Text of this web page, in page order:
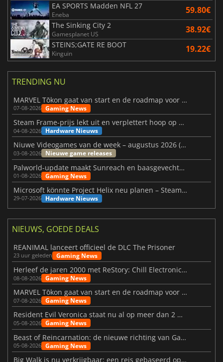
EA SPORTS Madden NFL 27
Eneba 59.80€
The Sinking City 2
Gamesplanet US 38.92€
STEINS;GATE RE BOOT
Kinguin 19.22€
TRENDING NU
MARVEL Tōkon gaat van start en de roadmap voor jaar 1 is bekendgemaakt
07-08-2026 Gaming News
Steam Frame-prijs lekt uit en verplettert hoop op betaalbare VR
04-08-2026 Hardware Nieuws
Niuwe Videogames van de week – augustus 2026 (week 32)
03-08-2026 Nieuwe game releases
Palworld-update maakt Sunreach en baasgevechten stabieler
01-08-2026 Gaming News
Microsoft könnte Project Helix neu planen – Steam-Support wackelt
29-07-2026 Hardware Nieuws
NIEUWS, GOEDE DEALS
REANIMAL lanceert officieel de DLC The Prisoner
23 uur geleden Gaming News
Herleef de jaren 2000 met ReStory: Chill Electronics Repairs
08-08-2026 Gaming News
MARVEL Tōkon gaat van start en de roadmap voor jaar 1 is bekendgemaakt
07-08-2026 Gaming News
Resident Evil Veronica staat nu al op meer dan 2 miljoen verlanglijstjes
05-08-2026 Gaming News
Beast of Reincarnation: de nieuwe richting van Game Freak
05-08-2026 Gaming News
Big Walk is nu verkrijgbaar: een reis gebaseerd op vriendschap